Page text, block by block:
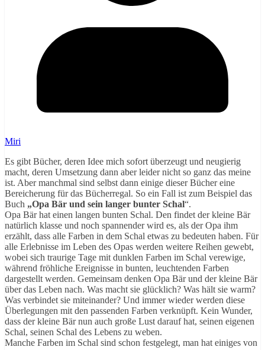
Miri
Es gibt Bücher, deren Idee mich sofort überzeugt und neugierig
macht, deren Umsetzung dann aber leider nicht so ganz das meine
ist. Aber manchmal sind selbst dann einige dieser Bücher eine
Bereicherung für das Bücherregal. So ein Fall ist zum Beispiel das
Buch „Opa Bär und sein langer bunter Schal“.
Opa Bär hat einen langen bunten Schal. Den findet der kleine Bär
natürlich klasse und noch spannender wird es, als der Opa ihm
erzählt, dass alle Farben in dem Schal etwas zu bedeuten haben. Für
alle Erlebnisse im Leben des Opas werden weitere Reihen gewebt,
wobei sich traurige Tage mit dunklen Farben im Schal verewige,
während fröhliche Ereignisse in bunten, leuchtenden Farben
dargestellt werden. Gemeinsam denken Opa Bär und der kleine Bär
über das Leben nach. Was macht sie glücklich? Was hält sie warm?
Was verbindet sie miteinander? Und immer wieder werden diese
Überlegungen mit den passenden Farben verknüpft. Kein Wunder,
dass der kleine Bär nun auch große Lust darauf hat, seinen eigenen
Schal, seinen Schal des Lebens zu weben.
Manche Farben im Schal sind schon festgelegt, man hat einiges von